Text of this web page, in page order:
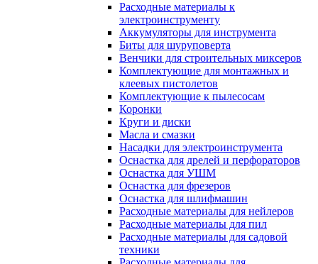
Расходные материалы к
электроинструменту
Аккумуляторы для инструмента
Биты для шуруповерта
Венчики для строительных миксеров
Комплектующие для монтажных и
клеевых пистолетов
Комплектующие к пылесосам
Коронки
Круги и диски
Масла и смазки
Насадки для электроинструмента
Оснастка для дрелей и перфораторов
Оснастка для УШМ
Оснастка для фрезеров
Оснастка для шлифмашин
Расходные материалы для нейлеров
Расходные материалы для пил
Расходные материалы для садовой
техники